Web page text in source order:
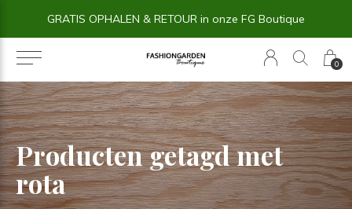
0
GRATIS OPHALEN & RETOUR in onze FG Boutique
Producten getagd met
rota